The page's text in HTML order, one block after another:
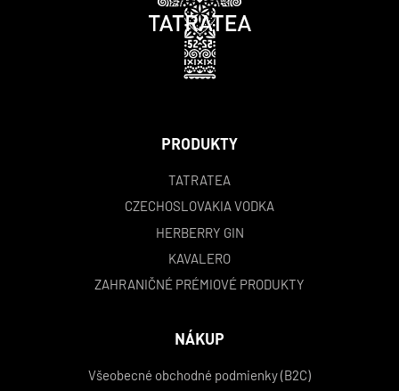
PRODUKTY
TATRATEA
CZECHOSLOVAKIA VODKA
HERBERRY GIN
KAVALERO
ZAHRANIČNÉ PRÉMIOVÉ PRODUKTY
NÁKUP
Všeobecné obchodné podmienky (B2C)